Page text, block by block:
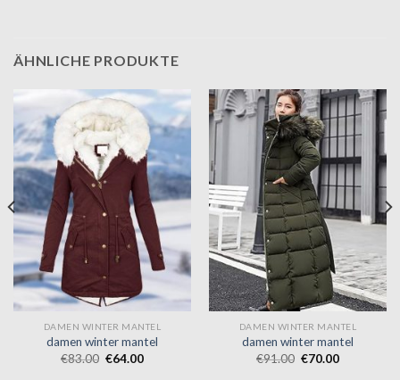
ÄHNLICHE PRODUKTE
DAMEN WINTER MANTEL
damen winter mantel
€83.00 €64.00
DAMEN WINTER MANTEL
damen winter mantel
€91.00 €70.00